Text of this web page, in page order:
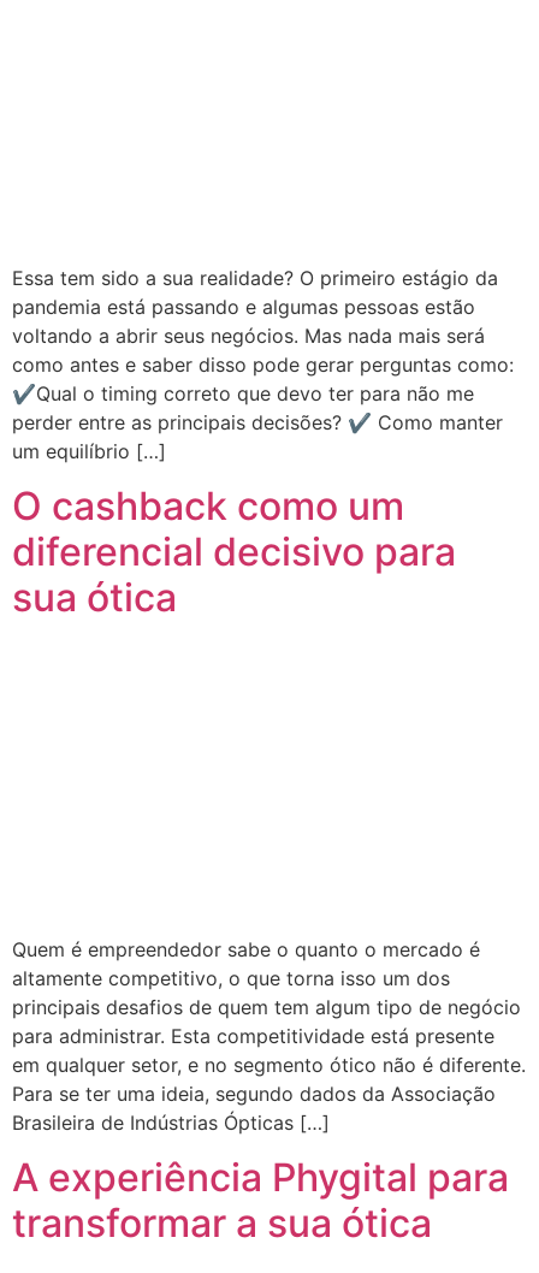
Essa tem sido a sua realidade? O primeiro estágio da
pandemia está passando e algumas pessoas estão
voltando a abrir seus negócios. Mas nada mais será
como antes e saber disso pode gerar perguntas como:
✔️Qual o timing correto que devo ter para não me
perder entre as principais decisões? ✔️ Como manter
um equilíbrio […]
O cashback como um
diferencial decisivo para
sua ótica
Quem é empreendedor sabe o quanto o mercado é
altamente competitivo, o que torna isso um dos
principais desafios de quem tem algum tipo de negócio
para administrar. Esta competitividade está presente
em qualquer setor, e no segmento ótico não é diferente.
Para se ter uma ideia, segundo dados da Associação
Brasileira de Indústrias Ópticas […]
A experiência Phygital para
transformar a sua ótica